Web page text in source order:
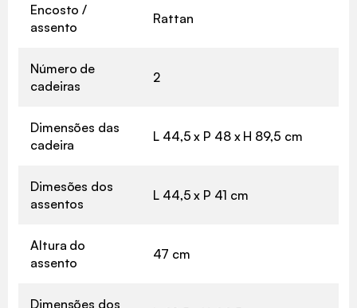
Encosto /
assento
Rattan
Número de
cadeiras
2
Dimensões das
cadeira
L 44,5 x P 48 x H 89,5 cm
Dimesões dos
assentos
L 44,5 x P 41 cm
Altura do
assento
47 cm
Dimensões dos